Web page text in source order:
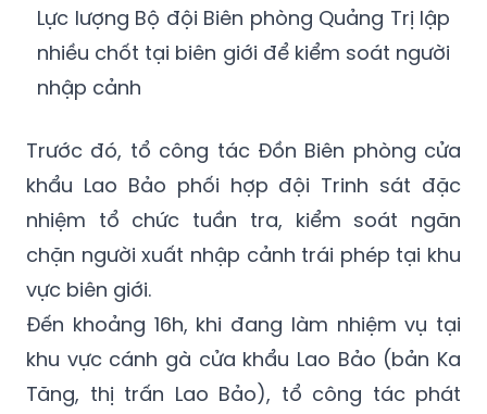
Lực lượng Bộ đội Biên phòng Quảng Trị lập
nhiều chốt tại biên giới để kiểm soát người
nhập cảnh
Trước đó, tổ công tác Đồn Biên phòng cửa
khẩu Lao Bảo phối hợp đội Trinh sát đặc
nhiệm tổ chức tuần tra, kiểm soát ngăn
chặn người xuất nhập cảnh trái phép tại khu
vực biên giới.
Đến khoảng 16h, khi đang làm nhiệm vụ tại
khu vực cánh gà cửa khẩu Lao Bảo (bản Ka
Tăng, thị trấn Lao Bảo), tổ công tác phát